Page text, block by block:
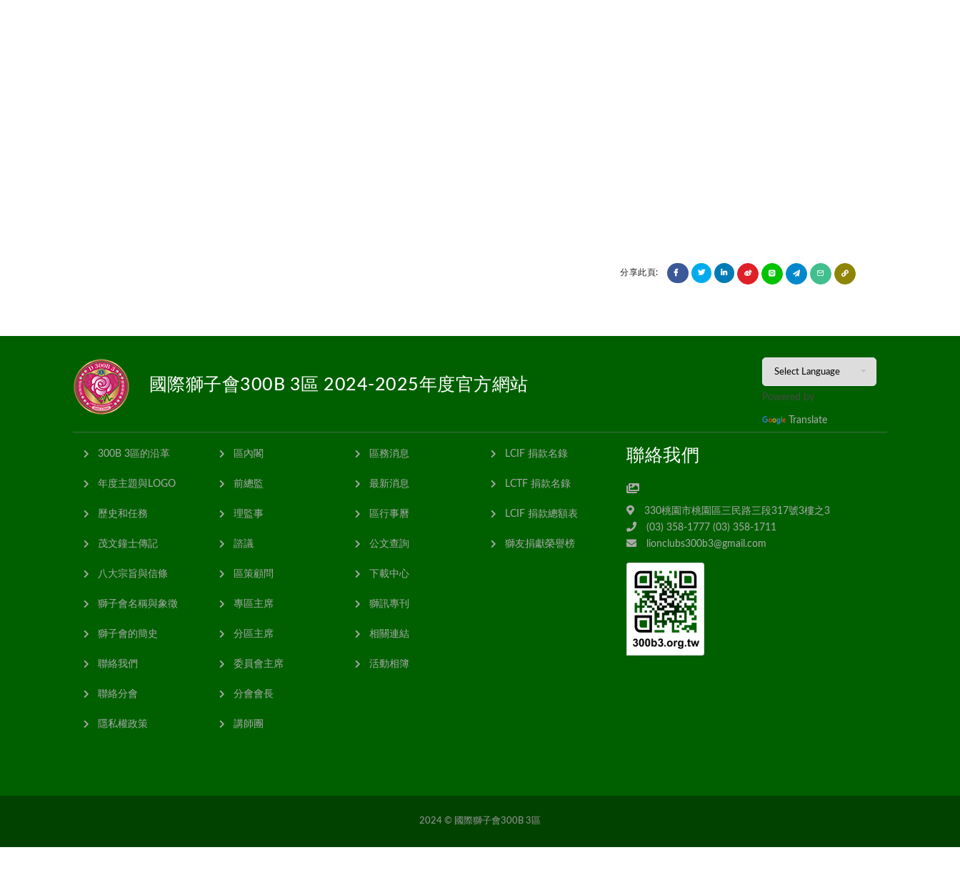
分享此頁:
國際獅子會300B 3區 2024-2025年度官方網站
Powered by
Translate
300B 3區的沿革
年度主題與LOGO
歷史和任務
茂文鐘士傳記
八大宗旨與信條
獅子會名稱與象徵
獅子會的簡史
聯絡我們
聯絡分會
隱私權政策
區內閣
前總監
理監事
諮議
區策顧問
專區主席
分區主席
委員會主席
分會會長
講師團
區務消息
最新消息
區行事曆
公文查詢
下載中心
獅訊專刊
相關連結
活動相簿
LCIF 捐款名錄
LCTF 捐款名錄
LCIF 捐款總額表
獅友捐獻榮譽榜
聯絡我們
330桃園市桃園區三民路三段317號3樓之3
(03) 358-1777 (03) 358-1711
lionclubs300b3@gmail.com
2024 © 國際獅子會300B 3區